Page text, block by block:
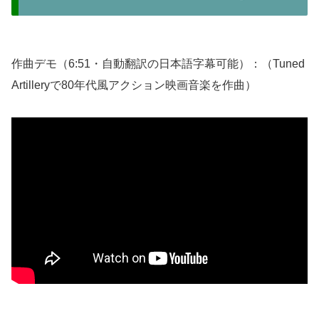
作曲デモ（6:51・自動翻訳の日本語字幕可能）：（Tuned
Artilleryで80年代風アクション映画音楽を作曲）